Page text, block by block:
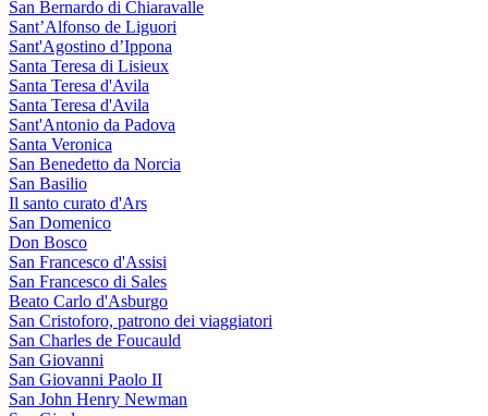
San Bernardo di Chiaravalle
Sant’Alfonso de Liguori
Sant'Agostino d’Ippona
Santa Teresa di Lisieux
Santa Teresa d'Avila
Santa Teresa d'Avila
Sant'Antonio da Padova
Santa Veronica
San Benedetto da Norcia
San Basilio
Il santo curato d'Ars
San Domenico
Don Bosco
San Francesco d'Assisi
San Francesco di Sales
Beato Carlo d'Asburgo
San Cristoforo, patrono dei viaggiatori
San Charles de Foucauld
San Giovanni
San Giovanni Paolo II
San John Henry Newman